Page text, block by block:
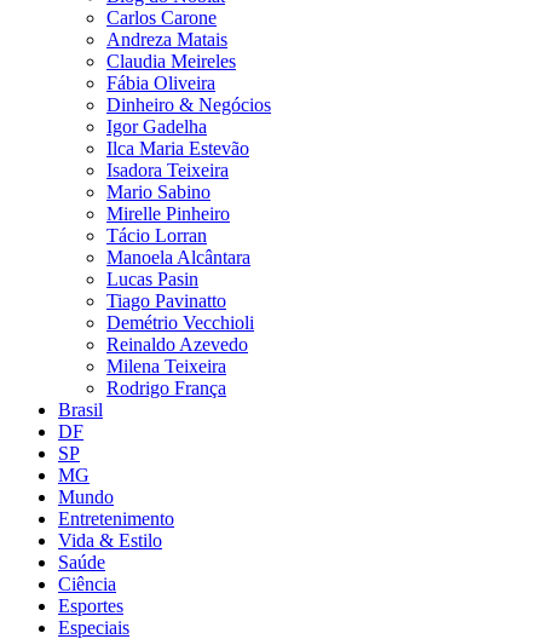
Carlos Carone
Andreza Matais
Claudia Meireles
Fábia Oliveira
Dinheiro & Negócios
Igor Gadelha
Ilca Maria Estevão
Isadora Teixeira
Mario Sabino
Mirelle Pinheiro
Tácio Lorran
Manoela Alcântara
Lucas Pasin
Tiago Pavinatto
Demétrio Vecchioli
Reinaldo Azevedo
Milena Teixeira
Rodrigo França
Brasil
DF
SP
MG
Mundo
Entretenimento
Vida & Estilo
Saúde
Ciência
Esportes
Especiais